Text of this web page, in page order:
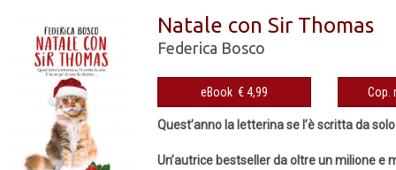
Natale con Sir Thomas
Federica Bosco
eBook € 4,99
Quest’anno la letterina se l’è scritta da
Un’autrice bestseller da oltre un milione e